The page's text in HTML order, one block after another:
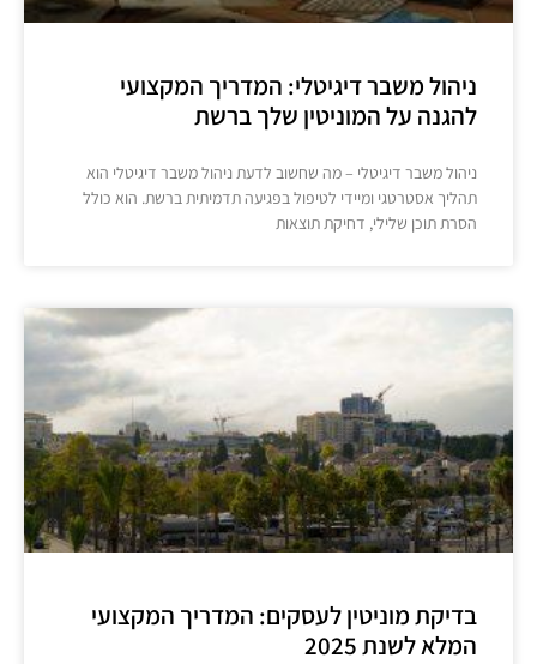
ניהול משבר דיגיטלי: המדריך המקצועי
להגנה על המוניטין שלך ברשת
ניהול משבר דיגיטלי – מה שחשוב לדעת ניהול משבר דיגיטלי הוא
תהליך אסטרטגי ומיידי לטיפול בפגיעה תדמיתית ברשת. הוא כולל
הסרת תוכן שלילי, דחיקת תוצאות
בדיקת מוניטין לעסקים: המדריך המקצועי
המלא לשנת 2025